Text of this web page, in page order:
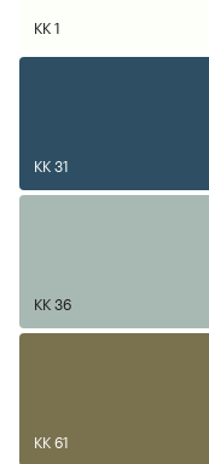
KK 1
KK 31
KK 36
KK 61